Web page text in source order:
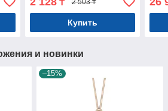
2 503 ₸
Купить
и новинки
–15%